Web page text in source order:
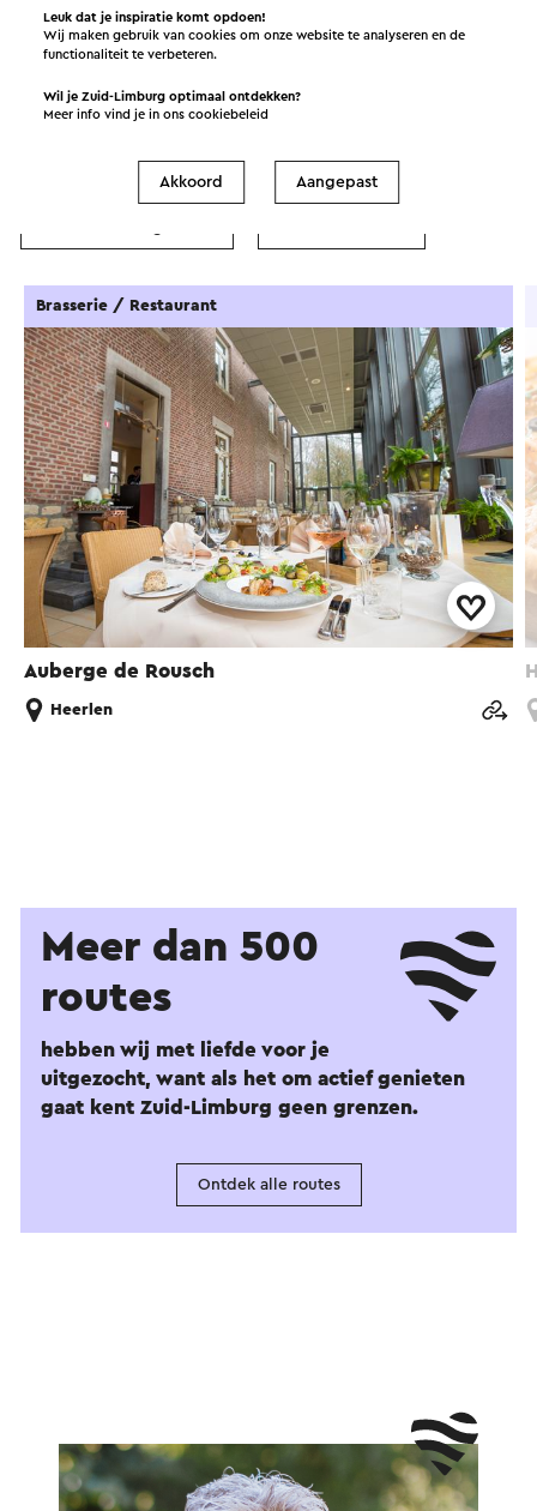
In de omgeving
Eten en drinken Attracties
Auberge de Rousch
Brasserie / Restaurant
Heerlen
Meer dan 500
routes
hebben wij met liefde voor je
uitgezocht, want als het om actief genieten
gaat kent Zuid-Limburg geen grenzen.
Ontdek alle routes
Leuk dat je inspiratie komt opdoen!
Wij maken gebruik van cookies om onze website te analyseren en de
functionaliteit te verbeteren.
Wil je Zuid-Limburg optimaal ontdekken?
Meer info vind je in onscookiebeleid
Akkoord Aangepast